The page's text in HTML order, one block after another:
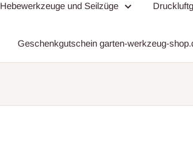
Hebewerkzeuge und Seilzüge
Geschenkgutschein garten-werkzeug-